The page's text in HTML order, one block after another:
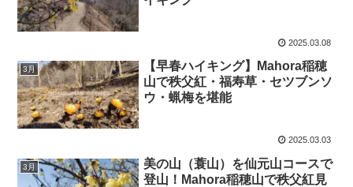
2025.03.08
3月
【早春ハイキング】Mahora稲穂
山で秩父紅・福寿草・セツブンソ
ウ・蝋梅を堪能
2025.03.03
3月
美の山（蓑山）を仙元山コースで
登山！Mahora稲穂山で秩父紅見